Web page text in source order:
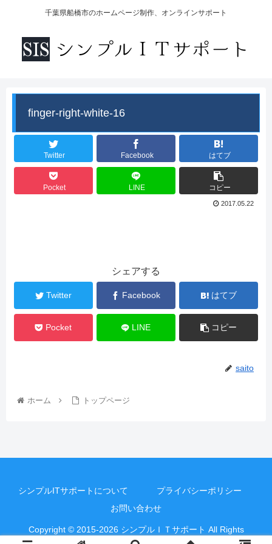
千葉県船橋市のホームページ制作、オンラインサポート
finger-right-white-16
Twitter Facebook はてブ
Pocket LINE コピー
2017.05.22
シェアする
Twitter Facebook はてブ
Pocket LINE コピー
saito
ホーム トップページ
シンプルITサポートについて
プライバシーポリシー
お問い合わせ
Copyright © 2015-2026 シンプルＩＴサポート All Rights